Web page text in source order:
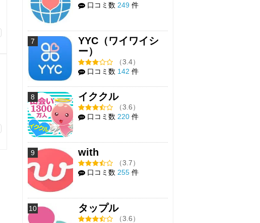
口コミ数 249 件
7
YYC（ワイワイシ
ー）
（3.4）
口コミ数 142 件
8 イククル
（3.6）
口コミ数 220 件
9 with
（3.7）
口コミ数 255 件
10 タップル
（3.6）